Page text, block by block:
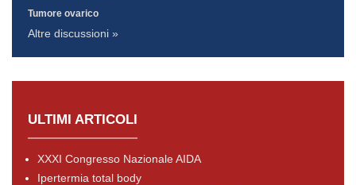
Tumore ovarico
Altre discussioni »
ULTIMI ARTICOLI
XXXI Congresso Nazionale AIDA
Ipertermia total body